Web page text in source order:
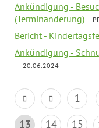
Ankündigung -
(Terminänderung)
Bericht -
Ankündigung -
20.06.2024
1
13
14 15